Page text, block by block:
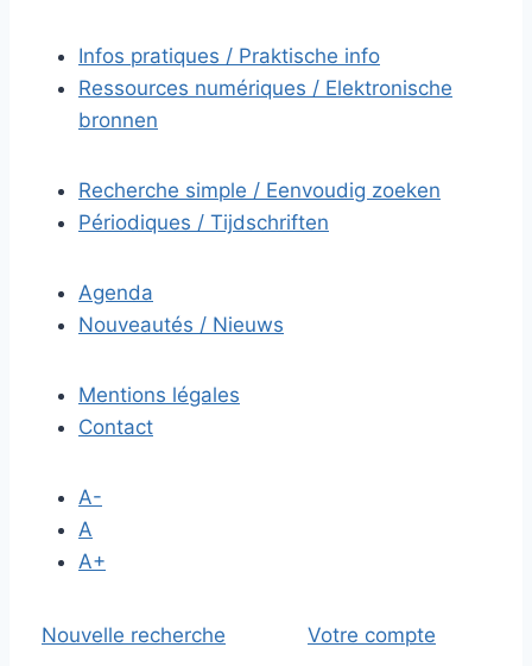
Infos pratiques / Praktische info
Ressources numériques / Elektronische
bronnen
Recherche simple / Eenvoudig zoeken
Périodiques / Tijdschriften
Agenda
Nouveautés / Nieuws
Mentions légales
Contact
A-
A
A+
Nouvelle recherche Votre compte